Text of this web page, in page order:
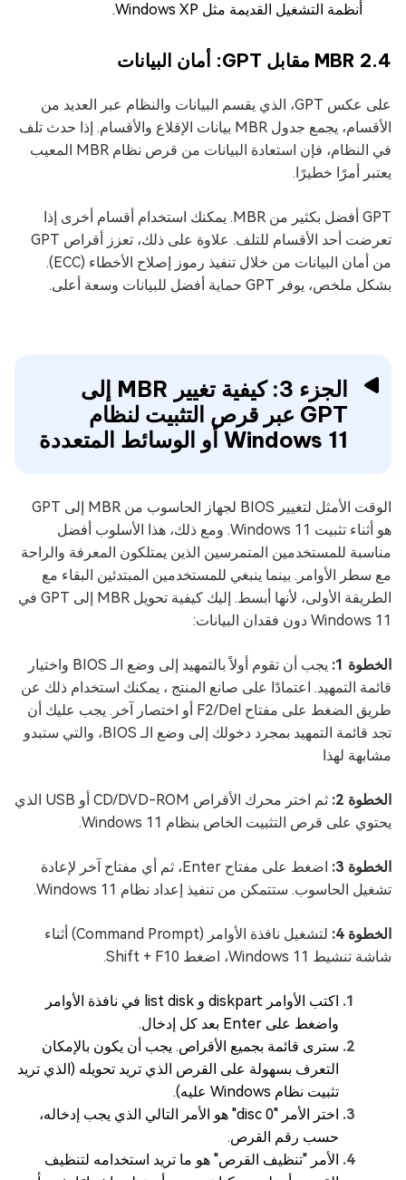
أنظمة التشغيل القديمة مثل Windows XP.
2.4 MBR مقابل GPT: أمان البيانات
على عكس GPT، الذي يقسم البيانات والنظام عبر العديد من
الأقسام، يجمع جدول MBR بيانات الإقلاع والأقسام. إذا حدث تلف
في النظام، فإن استعادة البيانات من قرص نظام MBR المعيب
يعتبر أمرًا خطيرًا.
GPT أفضل بكثير من MBR. يمكنك استخدام أقسام أخرى إذا
تعرضت أحد الأقسام للتلف. علاوة على ذلك، تعزز أقراص GPT
من أمان البيانات من خلال تنفيذ رموز إصلاح الأخطاء (ECC).
بشكل ملخص، يوفر GPT حماية أفضل للبيانات وسعة أعلى.
الجزء 3: كيفية تغيير MBR إلى
GPT عبر قرص التثبيت لنظام
Windows 11 أو الوسائط المتعددة
الوقت الأمثل لتغيير BIOS لجهاز الحاسوب من MBR إلى GPT
هو أثناء تثبيت Windows 11. ومع ذلك، هذا الأسلوب أفضل
مناسبة للمستخدمين المتمرسين الذين يمتلكون المعرفة والراحة
مع سطر الأوامر. بينما ينبغي للمستخدمين المبتدئين البقاء مع
الطريقة الأولى، لأنها أبسط. إليك كيفية تحويل MBR إلى GPT في
Windows 11 دون فقدان البيانات:
الخطوة 1:
يجب أن تقوم أولاً بالتمهيد إلى وضع الـ BIOS واختيار
قائمة التمهيد. اعتمادًا على صانع المنتج ، يمكنك استخدام ذلك عن
طريق الضغط على مفتاح F2/Del أو اختصار آخر. يجب عليك أن
تجد قائمة التمهيد بمجرد دخولك إلى وضع الـ BIOS، والتي ستبدو
مشابهة لهذا
الخطوة 2:
ثم اختر محرك الأقراص CD/DVD-ROM أو USB الذي
يحتوي على قرص التثبيت الخاص بنظام Windows 11.
الخطوة 3:
اضغط على مفتاح Enter، ثم أي مفتاح آخر لإعادة
تشغيل الحاسوب. ستتمكن من تنفيذ إعداد نظام Windows 11.
الخطوة 4:
لتشغيل نافذة الأوامر (Command Prompt) أثناء
شاشة تنشيط Windows 11، اضغط Shift + F10.
اكتب الأوامر diskpart و list disk في نافذة الأوامر
واضغط على Enter بعد كل إدخال.
سترى قائمة بجميع الأقراص. يجب أن يكون بالإمكان
التعرف بسهولة على القرص الذي تريد تحويله (الذي تريد
تثبيت نظام Windows عليه).
اختر الأمر "disc 0" هو الأمر التالي الذي يجب إدخاله،
حسب رقم القرص.
الأمر "تنظيف القرص" هو ما تريد استخدامه لتنظيف